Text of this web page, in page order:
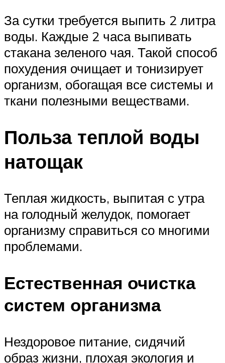
За сутки требуется выпить 2 литра
воды. Каждые 2 часа выпивать
стакана зеленого чая. Такой способ
похудения очищает и тонизирует
организм, обогащая все системы и
ткани полезными веществами.
Польза теплой воды
натощак
Теплая жидкость, выпитая с утра
на голодный желудок, помогает
организму справиться со многими
проблемами.
Естественная очистка
систем организма
Нездоровое питание, сидячий
образ жизни, плохая экология и